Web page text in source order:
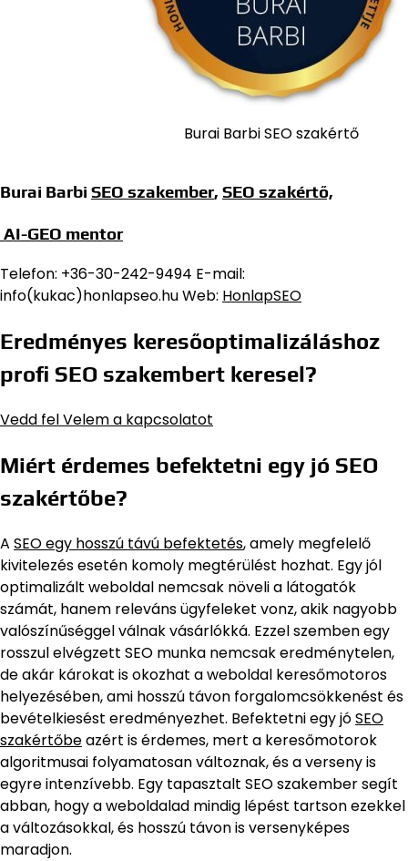
Burai Barbi SEO szakértő
Burai Barbi SEO szakember, SEO szakértő,
AI-GEO mentor
Telefon: +36-30-242-9494 E-mail:
info(kukac)honlapseo.hu Web: HonlapSEO
Eredményes keresőoptimalizáláshoz
profi SEO szakembert keresel?
Vedd fel Velem a kapcsolatot
Miért érdemes befektetni egy jó SEO
szakértőbe?
A SEO egy hosszú távú befektetés, amely megfelelő
kivitelezés esetén komoly megtérülést hozhat. Egy jól
optimalizált weboldal nemcsak növeli a látogatók
számát, hanem releváns ügyfeleket vonz, akik nagyobb
valószínűséggel válnak vásárlókká. Ezzel szemben egy
rosszul elvégzett SEO munka nemcsak eredménytelen,
de akár károkat is okozhat a weboldal keresőmotoros
helyezésében, ami hosszú távon forgalomcsökkenést és
bevételkiesést eredményezhet. Befektetni egy jóSEO
szakértőbeazért is érdemes, mert a keresőmotorok
algoritmusai folyamatosan változnak, és a verseny is
egyre intenzívebb. Egy tapasztalt SEO szakember segít
abban, hogy a weboldalad mindig lépést tartson ezekkel
a változásokkal, és hosszú távon is versenyképes
maradjon.